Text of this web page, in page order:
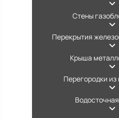
Стены
Перекрытия
Крыша
Перегородки из